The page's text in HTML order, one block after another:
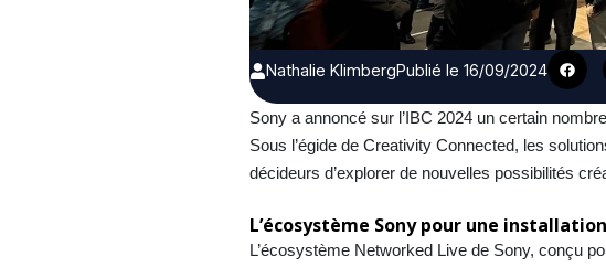
Nathalie KlimbergPublié le 16/09/2024
Sony a annoncé sur l’IBC 2024 un certain
Sous l’égide de Creativity Connected, les
décideurs d’explorer de nouvelles possibilités
L’écosystème Sony pour une
L’écosystème Networked Live de Sony, conçu